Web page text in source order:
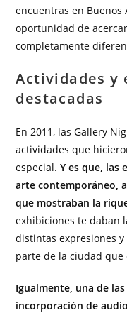
encuentras en Buenos
oportunidad de
completamente
Actividades y
destacadas
En 2011, las Gallery
actividades que
especial.Y es que, las
arte contemporáneo,
que mostraban la
exhibiciones te daban
distintas expresiones
parte de la ciudad
Igualmente, una de
incorporación de